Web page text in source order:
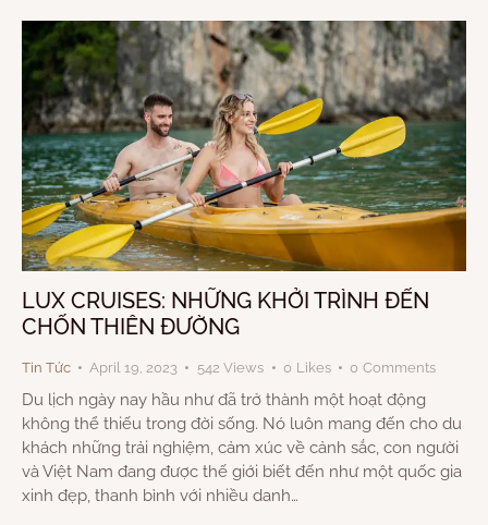
LUX CRUISES: NHỮNG KHỞI TRÌNH ĐẾN
CHỐN THIÊN ĐƯỜNG
Tin Tức April 19, 2023 542 Views 0 Likes 0 Comments
Du lịch ngày nay hầu như đã trở thành một hoạt động
không thể thiếu trong đời sống. Nó luôn mang đến cho du
khách những trải nghiệm, cảm xúc về cảnh sắc, con người
và Việt Nam đang được thế giới biết đến như một quốc gia
xinh đẹp, thanh bình với nhiều danh…